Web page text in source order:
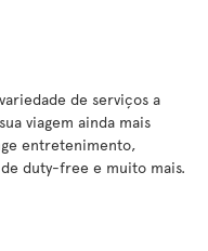
de serviços a
viagem ainda mais
entretenimento,
duty-free e muito mais.